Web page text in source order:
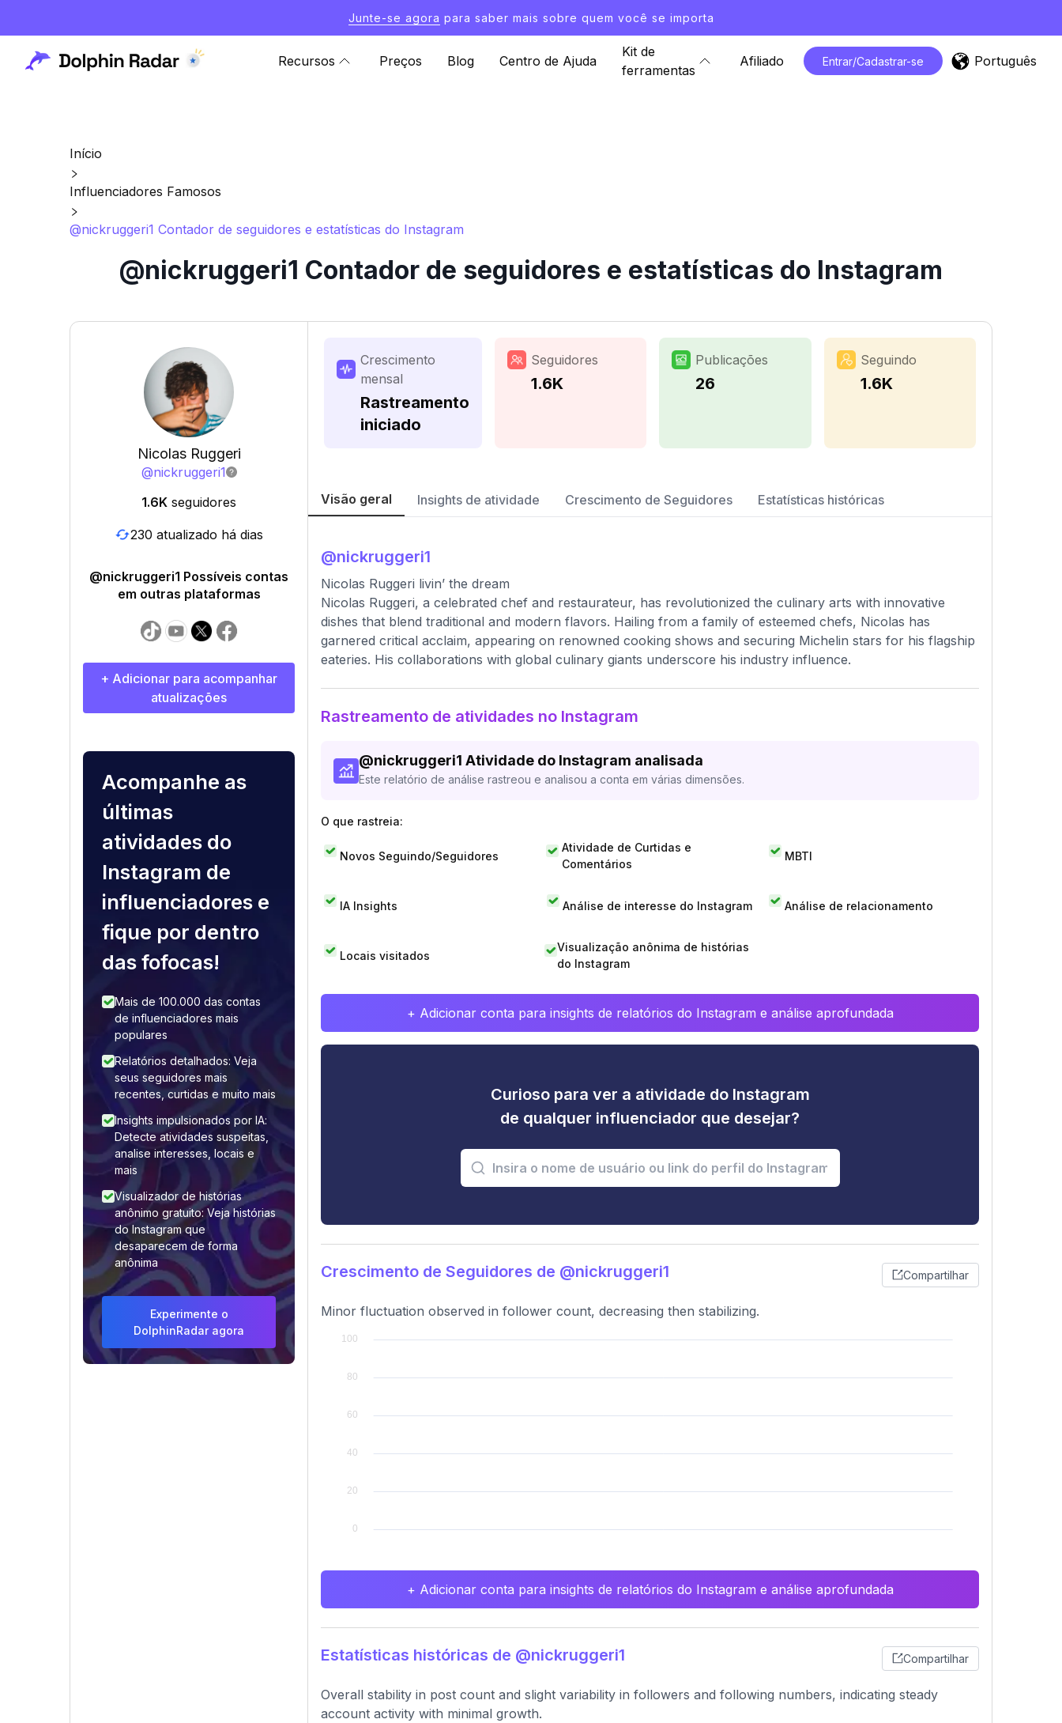
Junte-se agora para saber mais sobre quem você se importa
Recursos Preços Blog Centro de Ajuda
Kit de
ferramentas
Afiliado Entrar/Cadastrar-se Português
Início
Influenciadores Famosos
@nickruggeri1 Contador de seguidores e estatísticas do Instagram
@nickruggeri1 Contador de seguidores e estatísticas do Instagram
Nicolas Ruggeri
@nickruggeri1
1.6K seguidores
230 atualizado há dias
@nickruggeri1 Possíveis contas
em outras plataformas
+ Adicionar para acompanhar
atualizações
Acompanhe as
últimas
atividades do
Instagram de
influenciadores e
fique por dentro
das fofocas!
Mais de 100.000 das contas
de influenciadores mais
populares
Relatórios detalhados: Veja
seus seguidores mais
recentes, curtidas e muito mais
Insights impulsionados por IA:
Detecte atividades suspeitas,
analise interesses, locais e
mais
Visualizador de histórias
anônimo gratuito: Veja histórias
do Instagram que
desaparecem de forma
anônima
Experimente o
DolphinRadar agora
Crescimento
mensal
Rastreamento
iniciado
Seguidores
1.6K
Publicações
26
Seguindo
1.6K
Visão geral Insights de atividade Crescimento de Seguidores Estatísticas históricas
@nickruggeri1
Nicolas Ruggeri livin’ the dream
Nicolas Ruggeri, a celebrated chef and restaurateur, has revolutionized the culinary arts with innovative
dishes that blend traditional and modern flavors. Hailing from a family of esteemed chefs, Nicolas has
garnered critical acclaim, appearing on renowned cooking shows and securing Michelin stars for his flagship
eateries. His collaborations with global culinary giants underscore his industry influence.
Rastreamento de atividades no Instagram
@nickruggeri1 Atividade do Instagram analisada
Este relatório de análise rastreou e analisou a conta em várias dimensões.
O que rastreia:
Novos Seguindo/Seguidores
Atividade de Curtidas e
Comentários
MBTI
IA Insights Análise de interesse do Instagram Análise de relacionamento
Locais visitados
Visualização anônima de histórias
do Instagram
+ Adicionar conta para insights de relatórios do Instagram e análise aprofundada
Curioso para ver a atividade do Instagram
de qualquer influenciador que desejar?
Crescimento de Seguidores de @nickruggeri1 Compartilhar
Minor fluctuation observed in follower count, decreasing then stabilizing.
+ Adicionar conta para insights de relatórios do Instagram e análise aprofundada
Estatísticas históricas de @nickruggeri1 Compartilhar
Overall stability in post count and slight variability in followers and following numbers, indicating steady
account activity with minimal growth.